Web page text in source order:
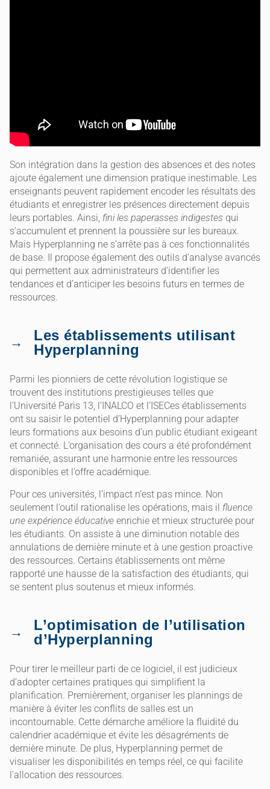
Son intégration dans la gestion des absences et des notes
ajoute également une dimension pratique inestimable. Les
enseignants peuvent rapidement encoder les résultats des
étudiants et enregistrer les présences directement depuis
leurs portables. Ainsi, fini les paperasses indigestes qui
s’accumulent et prennent la poussière sur les bureaux.
Mais Hyperplanning ne s’arrête pas à ces fonctionnalités
de base. Il propose également des outils d’analyse avancés
qui permettent aux administrateurs d’identifier les
tendances et d’anticiper les besoins futurs en termes de
ressources.
Les établissements utilisant
Hyperplanning
Parmi les pionniers de cette révolution logistique se
trouvent des institutions prestigieuses telles que
l’Université Paris 13, l’INALCO et l’ISECes établissements
ont su saisir le potentiel d’Hyperplanning pour adapter
leurs formations aux besoins d’un public étudiant exigeant
et connecté. L’organisation des cours a été profondément
remaniée, assurant une harmonie entre les ressources
disponibles et l’offre académique.
Pour ces universités, l’impact n’est pas mince. Non
seulement l’outil rationalise les opérations, mais il fluence
une expérience éducative enrichie et mieux structurée pour
les étudiants. On assiste à une diminution notable des
annulations de dernière minute et à une gestion proactive
des ressources. Certains établissements ont même
rapporté une hausse de la satisfaction des étudiants, qui
se sentent plus soutenus et mieux informés.
L’optimisation de l’utilisation
d’Hyperplanning
Pour tirer le meilleur parti de ce logiciel, il est judicieux
d’adopter certaines pratiques qui simplifient la
planification. Premièrement, organiser les plannings de
manière à éviter les conflits de salles est un
incontournable. Cette démarche améliore la fluidité du
calendrier académique et évite les désagréments de
dernière minute. De plus, Hyperplanning permet de
visualiser les disponibilités en temps réel, ce qui facilite
l’allocation des ressources.